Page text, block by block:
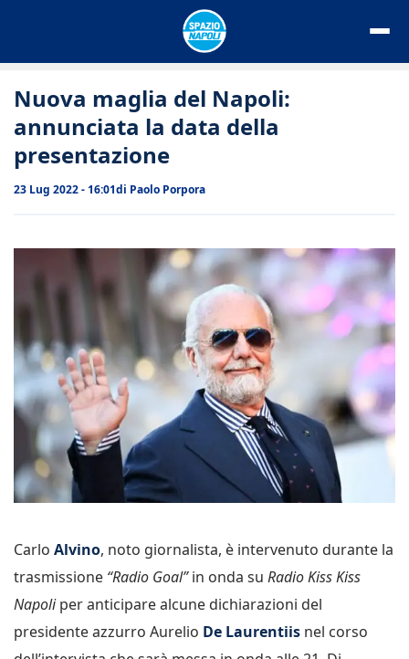
Nuova maglia del Napoli:
annunciata la data della
presentazione
23 Lug 2022 - 16:01di Paolo Porpora
Carlo Alvino, noto giornalista, è intervenuto durante la
trasmissione “Radio Goal”in onda su Radio Kiss Kiss
Napoliper anticipare alcune dichiarazioni del
presidente azzurro Aurelio De Laurentiis nel corso